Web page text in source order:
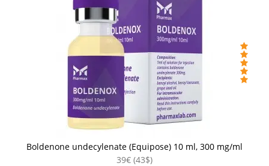
Boldenone undecylenate (Equipose) 10 ml, 300 mg/ml
39€ (43$)